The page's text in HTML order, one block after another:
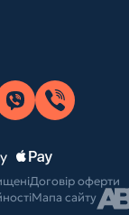
Договір оферти
Мапа сайту